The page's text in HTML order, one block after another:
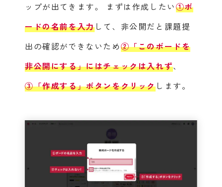
ップが出てきます。
まずは作成したい①ボ
ードの名前を入力して、非公開だと課題提
出の確認ができないため②「このボードを
非公開にする」にはチェックは入れず、
③「作成する」ボタンをクリックします。